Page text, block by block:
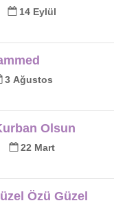
14 Eylül
3 Ağustos
Olsun
22 Mart
Özü Güzel